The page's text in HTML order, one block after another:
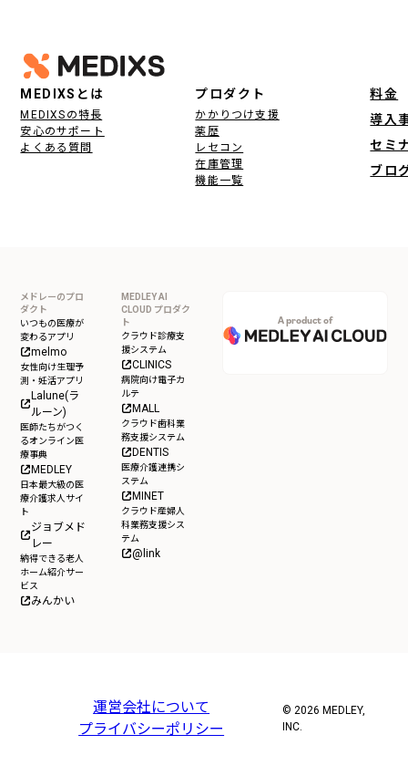
フッター
MEDIXSとは
MEDIXSの特長
安心のサポート
よくある質問
プロダクト
かかりつけ支援
薬歴
レセコン
在庫管理
機能一覧
料金
導入
セミ
ブロ
メドレーのプロ
ダクト
いつもの医療が
変わるアプリ
melmo
女性向け生理予
測・妊活アプリ
Lalune(ラ
ルーン)
医師たちがつく
るオンライン医
療事典
MEDLEY
日本最大級の医
療介護求人サイ
ト
ジョブメド
レー
納得できる老人
ホーム紹介サー
ビス
みんかい
MEDLEY AI
CLOUD プロダク
ト
クラウド診療支
援システム
CLINICS
病院向け電子カ
ルテ
MALL
クラウド歯科業
務支援システム
DENTIS
医療介護連携シ
ステム
MINET
クラウド産婦人
科業務支援シス
テム
@link
A product of
運営会社について
プライバシーポリシー
© 2026 MEDLEY,
INC.